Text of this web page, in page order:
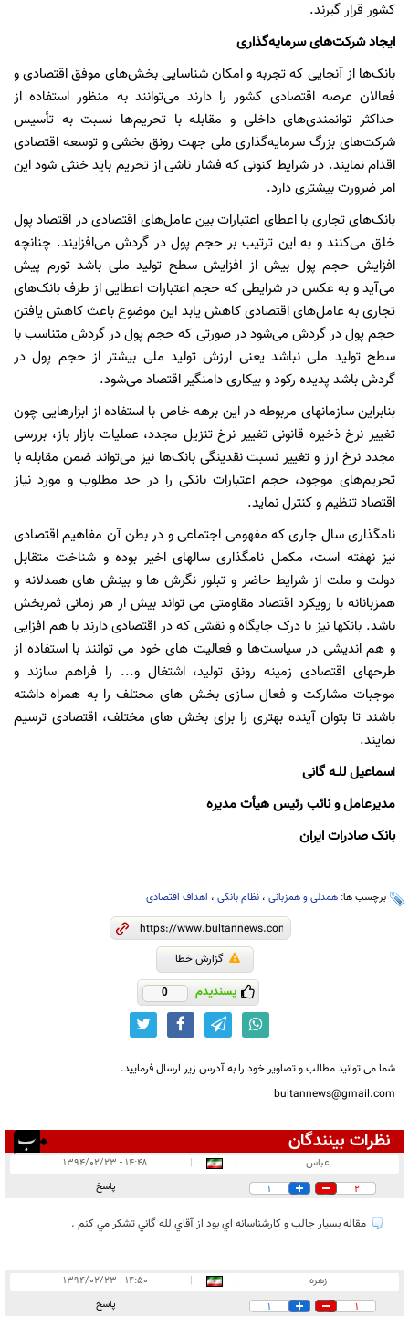
کشور قرار گیرند.
ایجاد شرکت‌های سرمایه‌گذاری
بانک‌ها از آنجایی که تجربه و امکان شناسایی بخش‌های موفق اقتصادی و
فعالان عرصه اقتصادی کشور را دارند می‌توانند به منظور استفاده از
حداکثر توانمندی‌های داخلی و مقابله با تحریم‌ها نسبت به تأسیس
شرکت‌های بزرگ سرمایه‌گذاری ملی جهت رونق بخشی و توسعه اقتصادی
اقدام نمایند. در شرایط کنونی که فشار ناشی از تحریم باید خنثی شود این
امر ضرورت بیشتری دارد.
بانک‌های تجاری با اعطای اعتبارات بین عامل‌های اقتصادی در اقتصاد پول
خلق می‌کنند و به این ترتیب بر حجم پول در گردش می‌افزایند. چنانچه
افزایش حجم پول بیش از افزایش سطح تولید ملی باشد تورم پیش
می‌آید و به عکس در شرایطی که حجم اعتبارات اعطایی از طرف بانک‌های
تجاری به عامل‌های اقتصادی کاهش یابد این موضوع باعث کاهش یافتن
حجم پول در گردش می‌شود در صورتی که حجم پول در گردش متناسب با
سطح تولید ملی نباشد یعنی ارزش تولید ملی بیشتر از حجم پول در
گردش باشد پدیده رکود و بیکاری دامنگیر اقتصاد می‌شود.
بنابراین سازمانهای مربوطه در این برهه خاص با استفاده از ابزارهایی چون
تغییر نرخ ذخیره قانونی تغییر نرخ تنزیل مجدد، عملیات بازار باز، بررسی
مجدد نرخ ارز و تغییر نسبت نقدینگی بانک‌ها نیز می‌تواند ضمن مقابله با
تحریم‌های موجود، حجم اعتبارات بانکی را در حد مطلوب و مورد نیاز
اقتصاد تنظیم و کنترل نماید.
نامگذاری سال جاری که مفهومی اجتماعی و در بطن آن مفاهیم اقتصادی
نیز نهفته است، مکمل نامگذاری سالهای اخیر بوده و شناخت متقابل
دولت و ملت از شرایط حاضر و تبلور نگرش ها و بینش های همدلانه و
همزبانانه با رویکرد اقتصاد مقاومتی می تواند بیش از هر زمانی ثمربخش
باشد. بانکها نیز با درک جایگاه و نقشی که در اقتصادی دارند با هم افزایی
و هم اندیشی در سیاست‌ها و فعالیت های خود می توانند با استفاده از
طرحهای اقتصادی زمینه رونق تولید، اشتغال و... را فراهم سازند و
موجبات مشارکت و فعال سازی بخش های محتلف را به همراه داشته
باشند تا بتوان آینده بهتری را برای بخش های مختلف، اقتصادی ترسیم
نمایند.
اسماعیل للـه گانی
مدیرعامل و نائب رئیس هیأت مدیره
بانک صادرات ایران
برچسب ها: همدلی و همزبانی ، نظام بانکی ، اهداف اقتصادی
گزارش خطا
پسندیدم 0
شما می توانید مطالب و تصاویر خود را به آدرس زیر ارسال فرمایید.
bultannews@gmail.com
نظرات بینندگان
در انتظار بررسی:
عباس |
|
۱۴:۴۸ - ۱۳۹۴/۰۲/۲۳
2
1 پاسخ
مقاله بسيار جالب و كارشناسانه اي بود از آقاي لله گاني تشكر مي كنم .
زهره |
|
۱۴:۵۰ - ۱۳۹۴/۰۲/۲۳
1
1 پاسخ